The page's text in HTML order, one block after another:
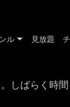
ル 見放題
しばらく時